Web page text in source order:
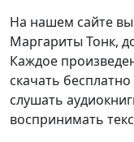
На нашем сайте
Маргариты Тонк,
Каждое
скачать
слушать
воспринимать